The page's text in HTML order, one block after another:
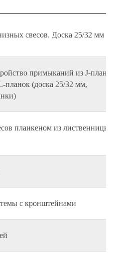
свесов. Доска 25/32 мм
примыканий из J-
(доска 25/32 мм,
планкеном из лиственницы с
с кронштейнами